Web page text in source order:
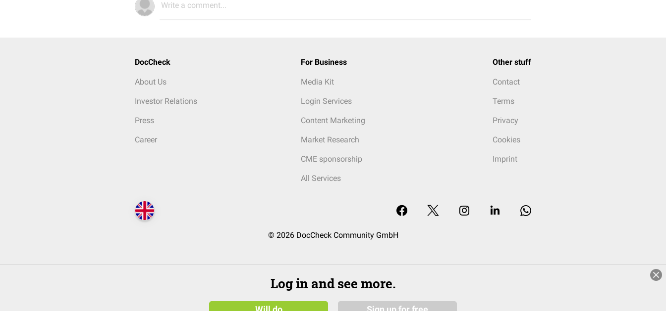
Write a comment...
DocCheck
About Us
Investor Relations
Press
Career
For Business
Media Kit
Login Services
Content Marketing
Market Research
CME sponsorship
All Services
Other stuff
Contact
Terms
Privacy
Cookies
Imprint
© 2026 DocCheck Community GmbH
Log in and see more.